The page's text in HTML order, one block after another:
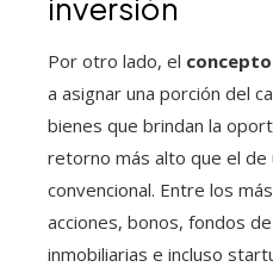
inversión
Por otro lado, el
a asignar una porción del
bienes que brindan la
retorno más alto que el de
convencional. Entre los
acciones, bonos, fondos
inmobiliarias e incluso